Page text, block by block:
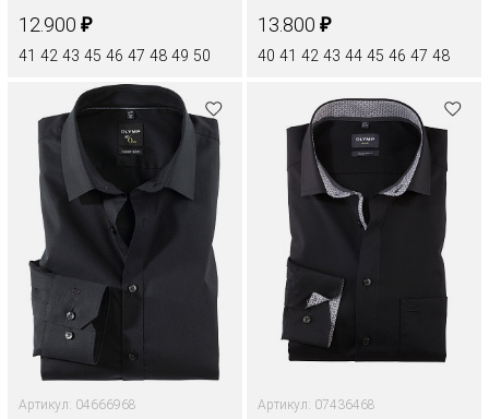
12.900 ₽
41 42 43 45 46 47 48 49 50
13.800 ₽
40 41 42 43 44 45 46 47 48
Артикул: 04666968 Артикул: 07436468